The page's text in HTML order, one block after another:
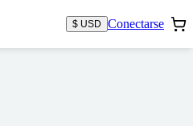
$ USD Conectarse